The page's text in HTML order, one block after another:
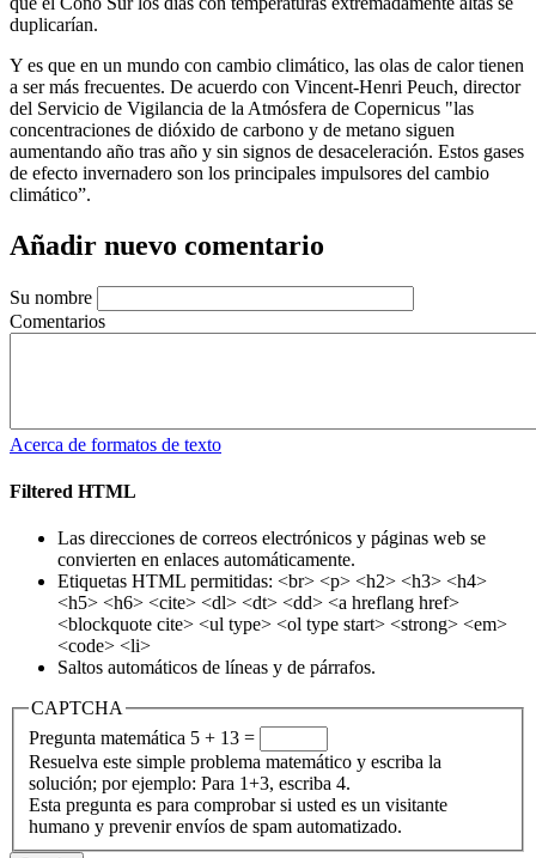
duplicarían.
Y es que en un mundo con cambio climático, las olas de calor tienen
a ser más frecuentes. De acuerdo con Vincent-Henri Peuch, director
del Servicio de Vigilancia de la Atmósfera de Copernicus "las
concentraciones de dióxido de carbono y de metano siguen
aumentando año tras año y sin signos de desaceleración. Estos gases
de efecto invernadero son los principales impulsores del cambio
climático”.
Añadir nuevo comentario
Su nombre
Comentarios
Acerca de formatos de texto
Filtered HTML
Las direcciones de correos electrónicos y páginas web se
convierten en enlaces automáticamente.
Etiquetas HTML permitidas: <br> <p> <h2> <h3> <h4>
<h5> <h6> <cite> <dl> <dt> <dd> <a hreflang href>
<blockquote cite> <ul type> <ol type start> <strong> <em>
<code> <li>
Saltos automáticos de líneas y de párrafos.
CAPTCHA
Pregunta matemática 5 + 13 =
Resuelva este simple problema matemático y escriba la
solución; por ejemplo: Para 1+3, escriba 4.
Esta pregunta es para comprobar si usted es un visitante
humano y prevenir envíos de spam automatizado.